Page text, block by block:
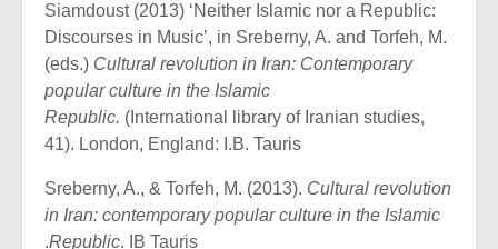
Siamdoust (2013) ‘Neither Islamic nor a Republic:
Discourses in Music’, in Sreberny, A. and Torfeh, M.
(eds.) Cultural revolution in Iran: Contemporary
popular culture in the Islamic
Republic. (International library of Iranian studies,
41). London, England: I.B. Tauris
Sreberny, A., & Torfeh, M. (2013). Cultural revolution
in Iran: contemporary popular culture in the Islamic
Republic. IB Tauris.